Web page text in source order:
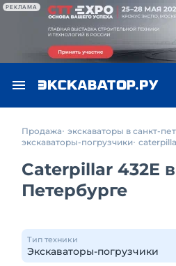
РЕКЛАМА
Продажа экскаваторы в санкт-
экскаваторы-погрузчики
Caterpillar 432E
Петербурге
Тип техники